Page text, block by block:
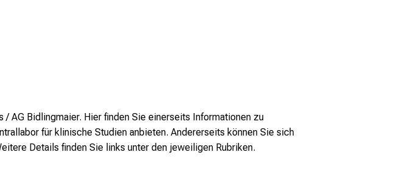
AG Bidlingmaier. Hier finden Sie einerseits Informationen zu
für klinische Studien anbieten. Andererseits können Sie sich
Details finden Sie links unter den jeweiligen Rubriken.